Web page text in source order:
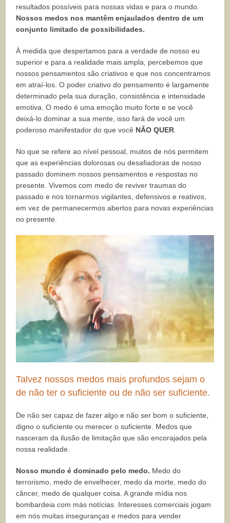
resultados possíveis para nossas vidas e para o mundo.
Nossos medos nos mantêm enjaulados dentro de um
conjunto limitado de possibilidades.
À medida que despertamos para a verdade de nosso eu
superior e para a realidade mais ampla, percebemos que
nossos pensamentos são criativos e que nos concentramos
em atraí-los. O poder criativo do pensamento é largamente
determinado pela sua duração, consistência e intensidade
emotiva. O medo é uma emoção muito forte e se você
deixá-lo dominar a sua mente, isso fará de você um
poderoso manifestador do que você NÃO QUER
No que se refere ao nível pessoal, muitos de nós permitem
que as experiências dolorosas ou desafiadoras de nosso
passado dominem nossos pensamentos e respostas no
presente. Vivemos com medo de reviver traumas do
passado e nos tornarmos vigilantes, defensivos e reativos,
em vez de permanecermos abertos para novas experiências
no presente.
Talvez nossos medos mais profundos sejam o
de não ter o suficiente ou de não ser suficiente.
De não ser capaz de fazer algo e não ser bom o suficiente,
digno o suficiente ou merecer o suficiente. Medos que
nasceram da ilusão de limitação que são encorajados pela
nossa realidade.
Nosso mundo é dominado pelo medo. Medo do
terrorismo, medo de envelhecer, medo da morte, medo do
câncer, medo de qualquer coisa. A grande mídia nos
bombardeia com más notícias. Interesses comerciais jogam
em nós muitas inseguranças e medos para vender